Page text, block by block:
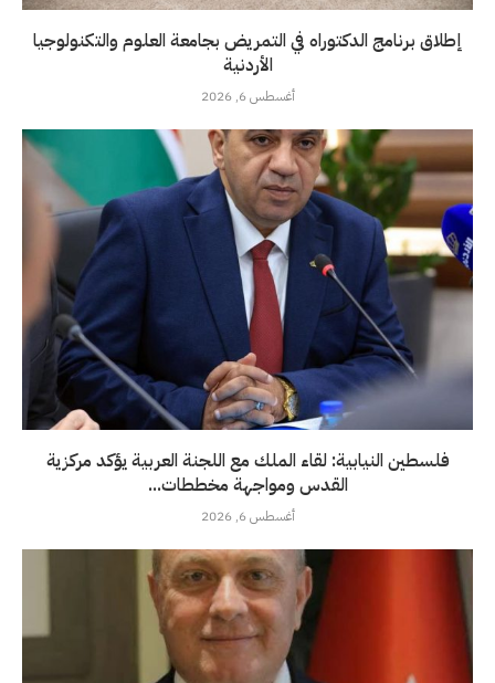
إطلاق برنامج الدكتوراه في التمريض بجامعة العلوم والتكنولوجيا
الأردنية
أغسطس 6, 2026
فلسطين النيابية: لقاء الملك مع اللجنة العربية يؤكد مركزية
القدس ومواجهة مخططات...
أغسطس 6, 2026